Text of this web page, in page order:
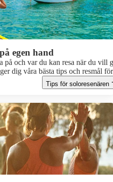
egen hand
på och var du kan resa när du vill
dig våra bästa tips och resmål för
Tips för soloresenären